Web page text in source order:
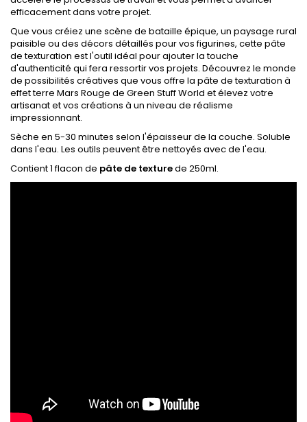
efficacement dans votre projet.
Que vous créiez une scène de bataille épique, un paysage rural
paisible ou des décors détaillés pour vos figurines, cette pâte
de texturation est l'outil idéal pour ajouter la touche
d'authenticité qui fera ressortir vos projets. Découvrez le monde
de possibilités créatives que vous offre la pâte de texturation à
effet terre Mars Rouge de Green Stuff World et élevez votre
artisanat et vos créations à un niveau de réalisme
impressionnant.
Sèche en 5-30 minutes selon l'épaisseur de la couche. Soluble
dans l'eau. Les outils peuvent être nettoyés avec de l'eau.
Contient 1 flacon de pâte de texturede 250ml.